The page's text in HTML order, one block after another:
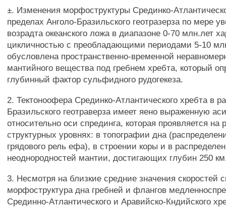
±. Изменения морфоструктуры Срединко-
пределах Анголо-Бразильского геотразерза по мере
возрадта океанского ложа в диапазоне 0-70 млн.лет
цикличностью с преобладающими периодами 5-10
обусловлена пространственно-временной
мантийного вещества под гребнем хребта, который
глубинный фактор сульфидного рудогекеза.
2. Тектоноофера Срединко-Атлантического хребта в
Бразильского геотраверза имеет яено выраженную
относительно оси спрединга, которая проявляется на
структурных уровнях: в топографии дна
грядового рель ефа), в строении коры и в
неоднородностей мантии, достигающих глубин 250
3. Несмотря на близкие средние значения скоростей
морфоструктура дна гребней и флангов
Срединно-Атлантического и Аравийско-Кндийского